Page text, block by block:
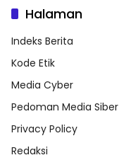
Halaman
Indeks Berita
Kode Etik
Media Cyber
Pedoman Media Siber
Privacy Policy
Redaksi